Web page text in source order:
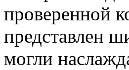
проверенной
представлен
могли